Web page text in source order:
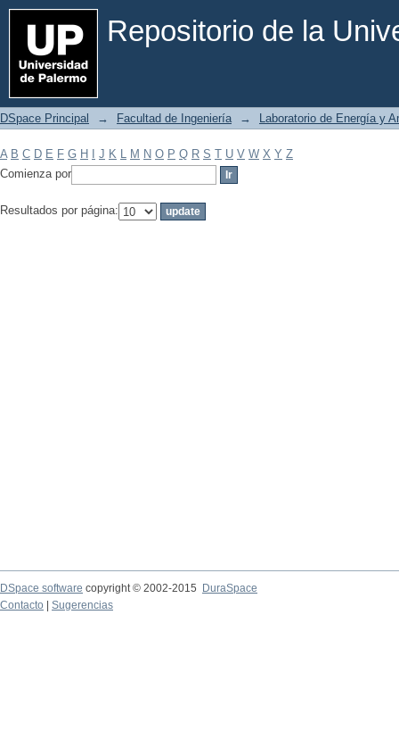
Repositorio de la
Filtrar por: Materia
DSpace Principal → Facultad de Ingeniería → Laboratorio de Energía y
A B C D E F G H J K L M N O P Q R S T U V W X Y Z
Comienza por
Resultados por página:
DSpace software copyright © 2002-2015
DuraSpace
Contacto
Sugerencias